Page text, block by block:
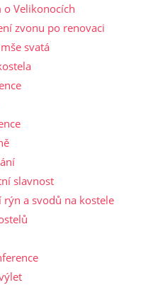
Velikonocích
zvonu po renovaci
svatá
slavnost
a svodů na kostele